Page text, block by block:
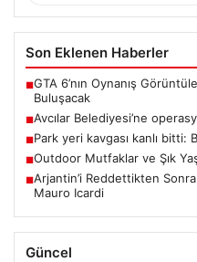
Son Eklenen Haberler
■GTA 6’nın Oynanış
Buluşacak
■Avcılar Belediyesi’ne
■Park yeri kavgası kanlı bitti:
■Outdoor Mutfaklar ve Şık
■Arjantin’i Reddettikten
Mauro Icardi
Güncel